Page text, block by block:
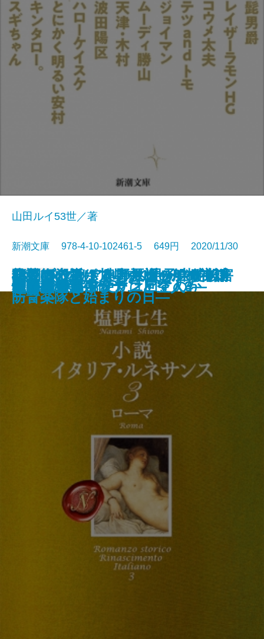
うかれ女島
湖畔の愛
愉楽にて
43回の殺意―川崎中1男子生徒殺害
事件の深層―
狂気の山脈にて―クトゥルー神話
傑作選―
レンブラントをとり返せ―ロンド
ン警視庁美術骨董捜査班―
それでも、あなたは回すのか
額装師の祈り 奥野夏樹のデザイン
ノート
隣のずこずこ
一発屋芸人列伝
山田ルイ53世／著
新潮文庫 978-4-10-102461-5 649円 2020/11/30
文庫電子書籍あり
小説 イタリア・ルネサンス3―ロ
ーマ―
クローゼット
私的読食録
カタストロフ・マニア
むすびつき
放課後の宇宙ラテ
君と奏でるポコアポコ―船橋市消
防音楽隊と始まりの日―
ヴェネツィア便り
運命の逆流―ソナンと空人3―
朱く照る丘―ソナンと空人4―